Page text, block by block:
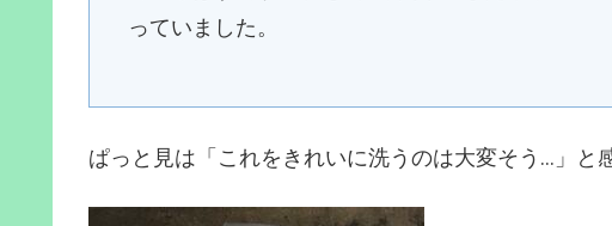
っていました。
ぱっと見は「これをきれいに洗うのは大変そう…」と